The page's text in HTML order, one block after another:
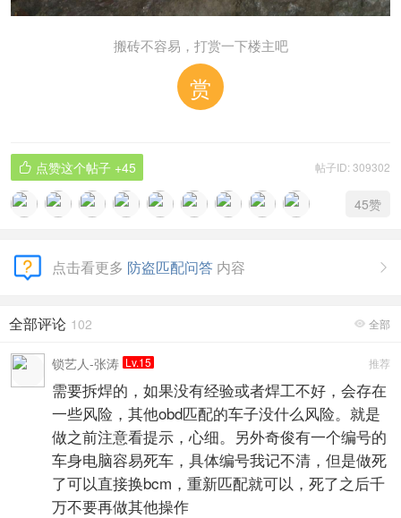
搬砖不容易，打赏一下楼主吧
赏
帖子ID: 309302
 点赞这个帖子 +45
45赞

点击看更多 防盗匹配问答 内容
 全部
全部评论 102
推荐
锁艺人-张涛 Lv.15
需要拆焊的，如果没有经验或者焊工不好，会存在
一些风险，其他obd匹配的车子没什么风险。就是
做之前注意看提示，心细。另外奇俊有一个编号的
车身电脑容易死车，具体编号我记不清，但是做死
了可以直接换bcm，重新匹配就可以，死了之后千
万不要再做其他操作